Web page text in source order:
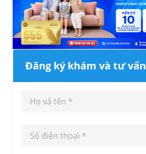
Đăng ký khám và tư vấn